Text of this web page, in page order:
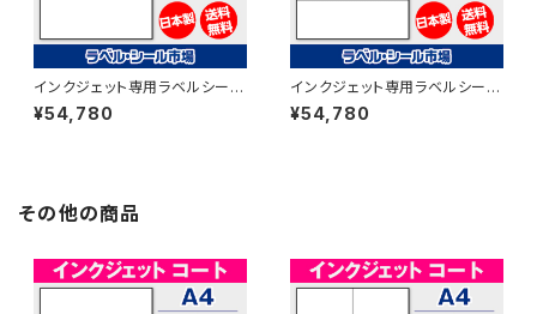
インクジェット専用ラベルシール
フォト光沢紙A4-3面 500枚 T1
Y3iC【日本製】
¥54,780
インクジェット専用ラベルシール
フォト光沢紙A4-横4面 500枚
T1Y4iC【日本製】
¥54,780
その他の商品